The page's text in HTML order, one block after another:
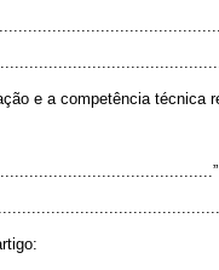
e a competência técnica